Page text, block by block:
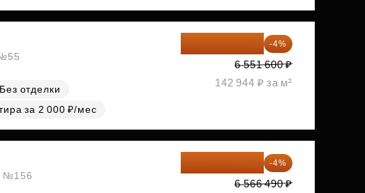
Без отделки
за 2 000 ₽/мес
6 289 536 ₽ -4%
6 551 600 ₽
142 944 ₽ за м²
№156
6 303 830 ₽ -4%
6 566 490 ₽